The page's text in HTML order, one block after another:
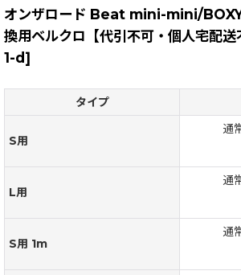
オンザロード Beat mini-mini/
換用ベルクロ【代引不可・個人宅配送
1-d]
タイプ
S用
通
L用
通
S用 1m
通